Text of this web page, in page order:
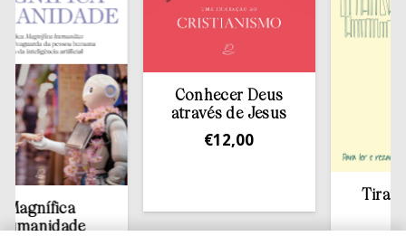
Conhecer Deus
através de Jesus
12,00
Tirar a